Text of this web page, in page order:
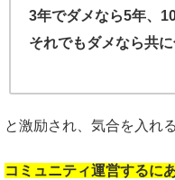
3年でダメなら5年、
それでもダメなら共に
と激励され、気合を入れ
コミュニティ運営するに